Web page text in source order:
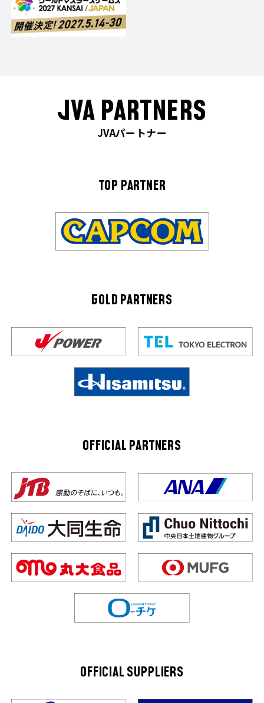
JVA PARTNERS
JVAパートナー
TOP PARTNER
GOLD PARTNERS
OFFICIAL PARTNERS
OFFICIAL SUPPLIERS